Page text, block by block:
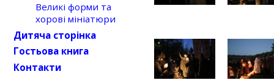
Великі форми та
хорові мініатюри
Дитяча сторінка
Гостьова книга
Контакти